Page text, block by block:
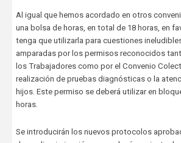
Al igual que hemos acordado en otros
una bolsa de horas, en total de 18 horas, en
tenga que utilizarla para cuestiones
amparadas por los permisos reconocidos
los Trabajadores como por el Convenio
realización de pruebas diagnósticas o la
hijos. Este permiso se deberá utilizar en
horas.
Se introducirán los nuevos protocolos